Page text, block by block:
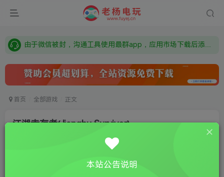
需要什么游戏请联系客服，若链接失效请联系客服，百度网盘边上的激活码也是解压密码
由于微信被封，沟通工具使用最群app，应用市场下载后添加好友：Y9FA49 以后用最群交流解决问题。不再使用微信！
首页 全部游戏 正文
江湖幸存者(Jianghu Survivor)
本站公告说明